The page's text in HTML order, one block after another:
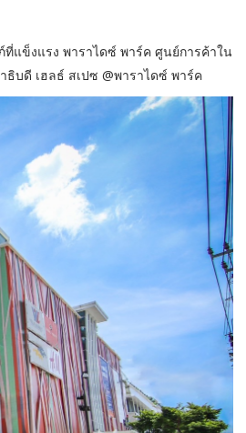
แข็งแรง พาราไดซ์ พาร์ค ศูนย์การค้าใน
บดี เฮลธ์ สเปซ @พาราไดซ์ พาร์ค